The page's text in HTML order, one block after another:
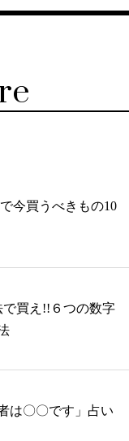
今買うべきもの10
で買え!!６つの数字
は〇〇です」占い